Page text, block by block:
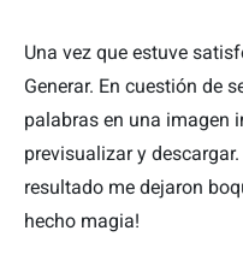
Una vez que estuve
Generar. En cuestión de
palabras en una imagen
previsualizar y
resultado me dejaron
hecho magia!